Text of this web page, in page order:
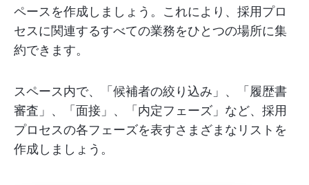
ペースを作成しましょう。これにより、採用プロ
セスに関連するすべての業務をひとつの場所に集
約できます。
スペース内で、「候補者の絞り込み」、「履歴書
審査」、「面接」、「内定フェーズ」など、採用
プロセスの各フェーズを表すさまざまなリストを
作成しましょう。